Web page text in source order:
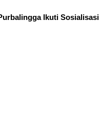
Ikuti Sosialisasi